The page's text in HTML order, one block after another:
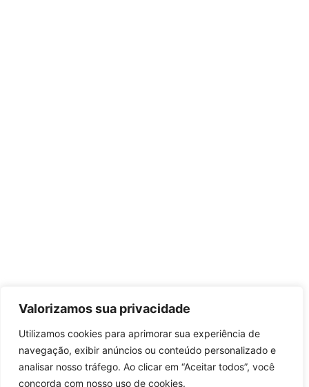
Valorizamos sua privacidade
Utilizamos cookies para aprimorar sua experiência de
navegação, exibir anúncios ou conteúdo personalizado e
analisar nosso tráfego. Ao clicar em “Aceitar todos”, você
concorda com nosso uso de cookies.